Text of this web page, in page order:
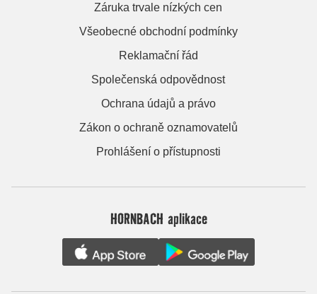
Záruka trvale nízkých cen
Všeobecné obchodní podmínky
Reklamační řád
Společenská odpovědnost
Ochrana údajů a právo
Zákon o ochraně oznamovatelů
Prohlášení o přístupnosti
HORNBACH aplikace